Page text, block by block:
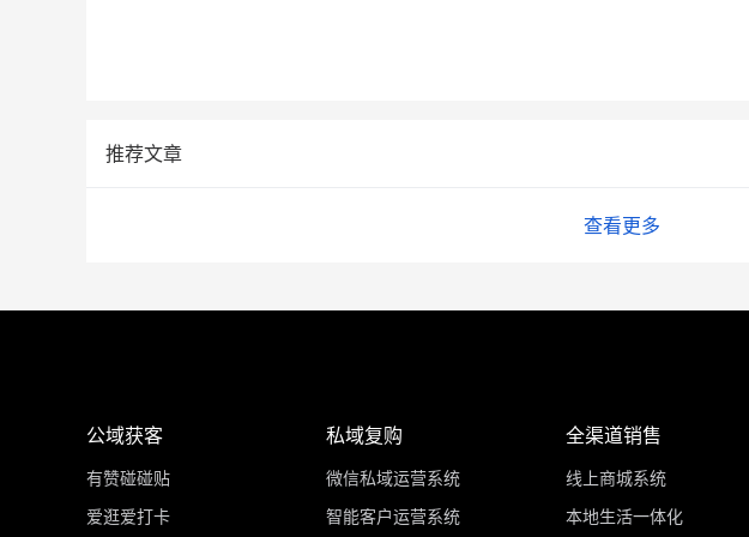
推荐文章
查看更多
公域获客
有赞碰碰贴
爱逛爱打卡
私域复购
微信私域运营系统
智能客户运营系统
全渠道销售
线上商城系统
本地生活一体化